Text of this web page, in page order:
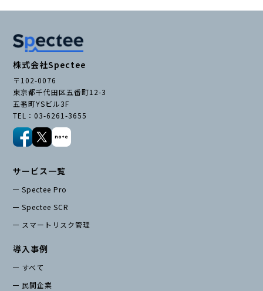
株式会社Spectee
〒102-0076
東京都千代田区五番町12-3
五番町YSビル3F
TEL：03-6261-3655
サービス一覧
Spectee Pro
Spectee SCR
スマートリスク管理
導入事例
すべて
民間企業